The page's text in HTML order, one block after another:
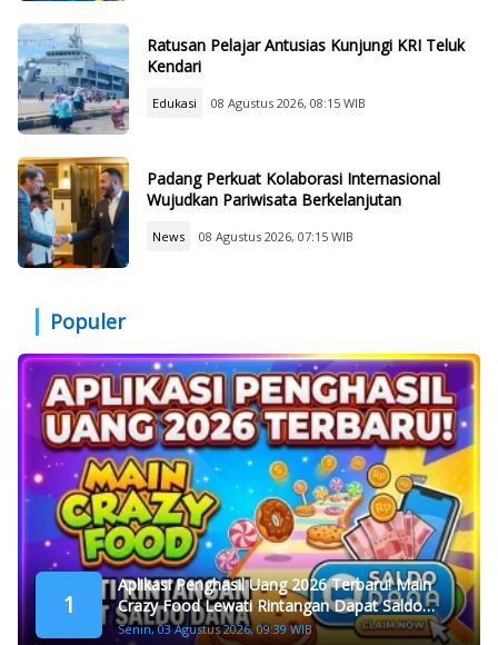
Ratusan Pelajar Antusias Kunjungi KRI Teluk
Kendari
Edukasi 08 Agustus 2026, 08:15 WIB
Padang Perkuat Kolaborasi Internasional
Wujudkan Pariwisata Berkelanjutan
News 08 Agustus 2026, 07:15 WIB
Populer
1
Aplikasi Penghasil Uang 2026 Terbaru! Main
Crazy Food Lewati Rintangan Dapat Saldo
Dana
Senin, 03 Agustus 2026, 09:39 WIB